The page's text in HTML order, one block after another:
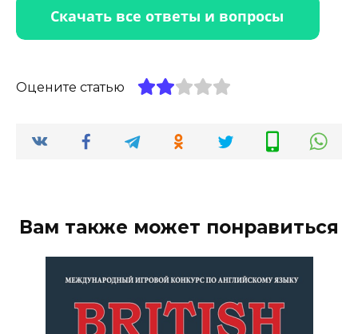
Оцените статью
Вам также может понравиться